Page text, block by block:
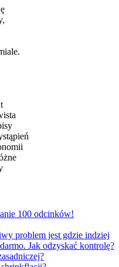
100 odcinków!
problem jest gdzie indziej
Jak odzyskać kontrolę?